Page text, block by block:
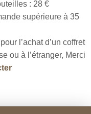
: 28 €
supérieure à 35
l’achat d’un coffret
ou à l’étranger, Merci